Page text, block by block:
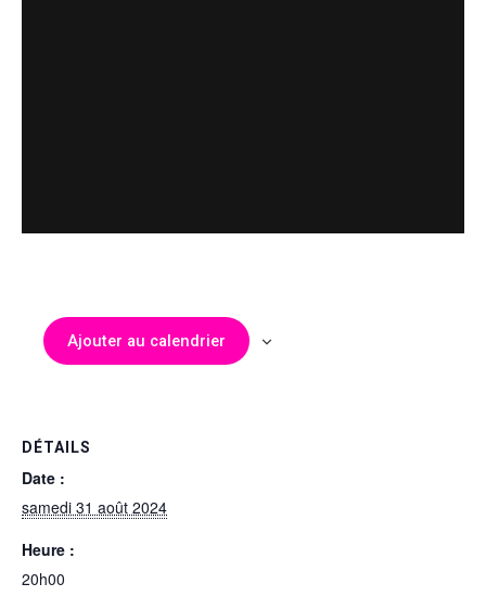
Ajouter au calendrier
DÉTAILS
Date :
samedi 31 août 2024
Heure :
20h00